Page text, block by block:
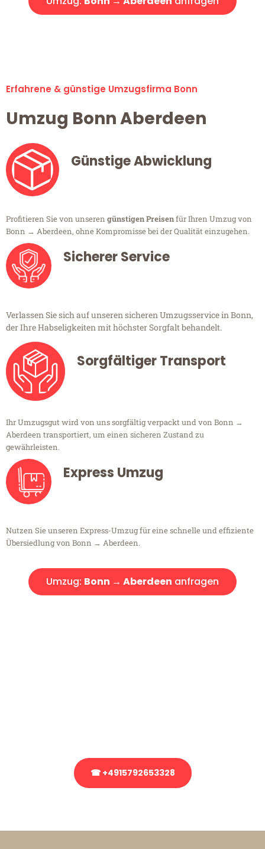
Erfahrene & günstige Umzugsfirma Bonn
Umzug Bonn Aberdeen
Günstige Abwicklung
Profitieren Sie von unseren günstigen Preisenfür Ihren Umzug von
Bonn → Aberdeen, ohne Kompromisse bei der Qualität einzugehen.
Sicherer Service
Verlassen Sie sich auf unseren sicheren Umzugsservice in Bonn,
der Ihre Habseligkeiten mit höchster Sorgfalt behandelt.
Sorgfältiger Transport
Ihr Umzugsgut wird von uns sorgfältig verpackt und von Bonn →
Aberdeen transportiert, um einen sicheren Zustand zu
gewährleisten.
Express Umzug
Nutzen Sie unseren Express-Umzug für eine schnelle und effiziente
Übersiedlung von Bonn → Aberdeen.
Umzug: Bonn → Aberdeen anfragen
☎ +4915792653328